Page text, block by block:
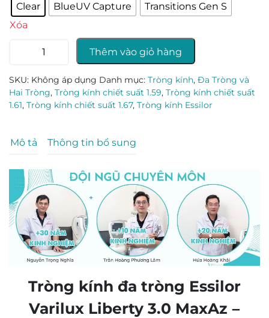
Clear
BlueUV Capture
Transitions Gen S
Xóa
tròng
Essilor
Varilux
3.0
-
1.50/1.56/1.59/1.60/1.67
số
lượng
Thêm vào giỏ hàng
SKU: Không áp dụng Danh mục: Tròng kính, Đa Tròng và
Hai Tròng, Tròng kính chiết suất 1.59, Tròng kính chiết suất
1.61, Tròng kính chiết suất 1.67, Tròng kính Essilor
Mô tả Thông tin bổ sung
Tròng kính đa tròng Essilor
Varilux Liberty 3.0 MaxAz –